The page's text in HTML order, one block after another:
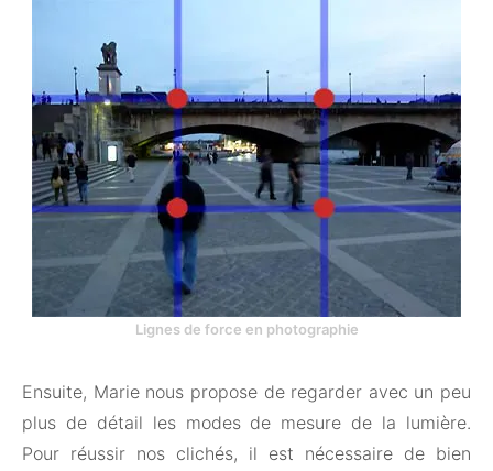
Lignes de force en photographie
Ensuite, Marie nous propose de regarder avec un peu
plus de détail les modes de mesure de la lumière.
Pour réussir nos clichés, il est nécessaire de bien